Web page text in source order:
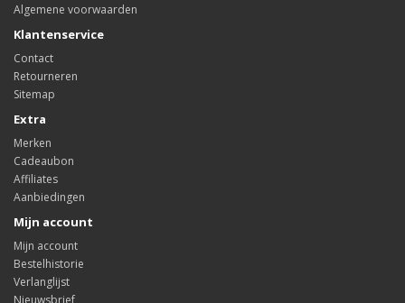
Algemene voorwaarden
Klantenservice
Contact
Retourneren
Sitemap
Extra
Merken
Cadeaubon
Affiliates
Aanbiedingen
Mijn account
Mijn account
Bestelhistorie
Verlanglijst
Nieuwsbrief